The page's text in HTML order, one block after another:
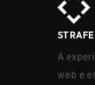
STRAFE
A
web e